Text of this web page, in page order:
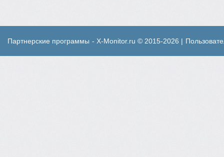
Партнерские программы - X-Monitor.ru © 2015-2026 |